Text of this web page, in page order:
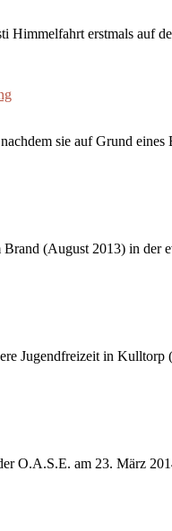
Himmelfahrt erstmals auf
sie auf Grund
(August 2013) in der
Jugendfreizeit in Kulltorp
O.A.S.E. am 23. März